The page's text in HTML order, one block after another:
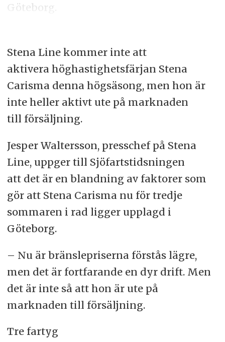
Göteborg.
Stena Line kommer inte att
aktivera höghastighetsfärjan Stena
Carisma denna högsäsong, men hon är
inte heller aktivt ute på marknaden
till försäljning.
Jesper Waltersson, presschef på Stena
Line, uppger till Sjöfartstidsningen
att det är en blandning av faktorer som
gör att Stena Carisma nu för tredje
sommaren i rad ligger upplagd i
Göteborg.
– Nu är bränslepriserna förstås lägre,
men det är fortfarande en dyr drift. Men
det är inte så att hon är ute på
marknaden till försäljning.
Tre fartyg